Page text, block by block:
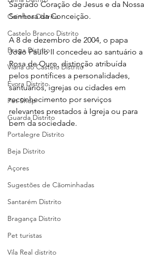
Coimbra Distrito
Castelo Branco Distrito
Braga Distrito
Viana do Castelo Distrito
Évora Distrito
Pet Shop
Guarda Distrito
Portalegre Distrito
Beja Distrito
Açores
Sugestões de Cãominhadas
Santarém Distrito
Bragança Distrito
Pet turistas
Vila Real distrito
Sagrado Coração de Jesus e da Nossa
Senhora da Conceição.
A 8 de dezembro de 2004, o papa
João Paulo II concedeu ao santuário a
Rosa de Ouro, distinção atribuída
pelos pontífices a personalidades,
santuários, igrejas ou cidades em
reconhecimento por serviços
relevantes prestados à Igreja ou para
bem da sociedade.